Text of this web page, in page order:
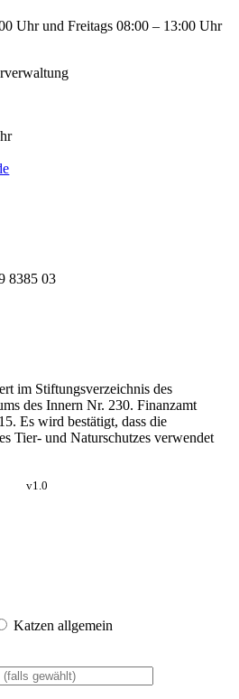
Uhr und Freitags 08:00 – 13:00 Uhr
8385 03
im Stiftungsverzeichnis des
des Innern Nr. 230. Finanzamt
Es wird bestätigt, dass die
Tier- und Naturschutzes verwendet
v1.0
Katzen allgemein